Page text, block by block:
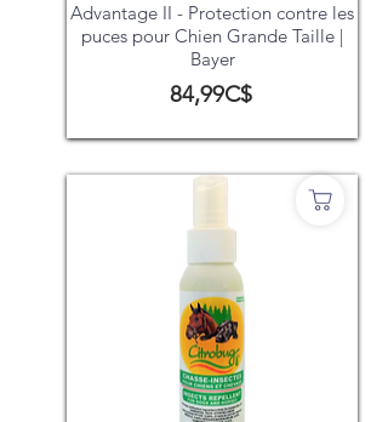
Advantage II - Protection contre les
puces pour Chien Grande Taille |
Bayer
84,99C$